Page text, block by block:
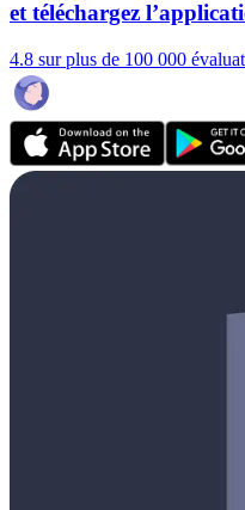
et téléchargez
4.8 sur plus de 100 000